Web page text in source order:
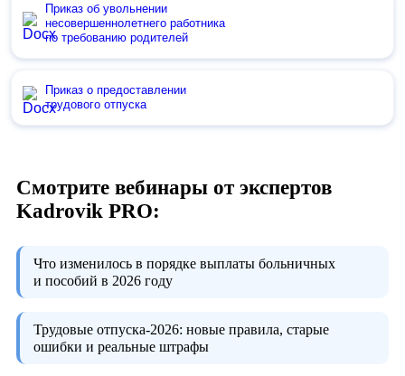
Приказ об увольнении
несовершеннолетнего работника
по требованию родителей
Приказ о предоставлении
трудового отпуска
Смотрите вебинары от экспертов
Kadrovik PRO:
Что изменилось в порядке выплаты больничных
и пособий в 2026 году
Трудовые отпуска-2026: новые правила, старые
ошибки и реальные штрафы